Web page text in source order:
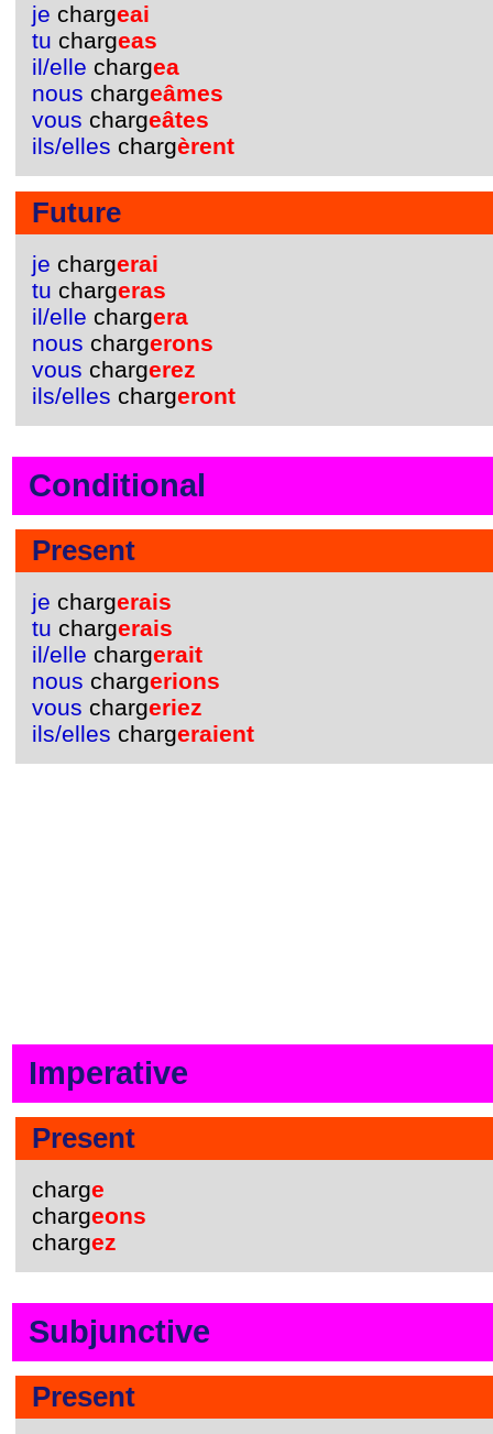
je chargeai
tu chargeas
il/elle chargea
nous chargeâmes
vous chargeâtes
ils/elles chargèrent
Future
je chargerai
tu chargeras
il/elle chargera
nous chargerons
vous chargerez
ils/elles chargeront
Conditional
Present
je chargerais
tu chargerais
il/elle chargerait
nous chargerions
vous chargeriez
ils/elles chargeraient
Imperative
Present
charge
chargeons
chargez
Subjunctive
Present